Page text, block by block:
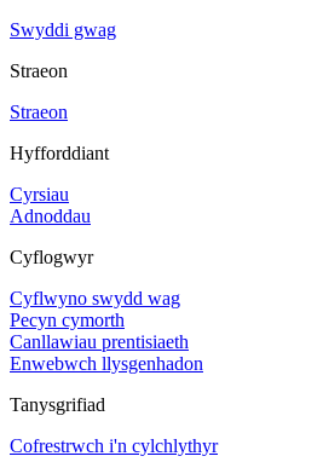
Swyddi gwag
Straeon
Straeon
Hyfforddiant
Cyrsiau
Adnoddau
Cyflogwyr
Cyflwyno swydd wag
Pecyn cymorth
Canllawiau prentisiaeth
Enwebwch llysgenhadon
Tanysgrifiad
Cofrestrwch i'n cylchlythyr